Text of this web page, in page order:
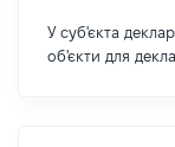
У суб'єкта
об'єкти для